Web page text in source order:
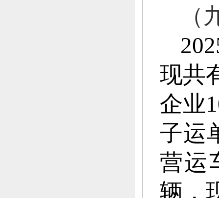
现共
企业
子运
营运
辆，